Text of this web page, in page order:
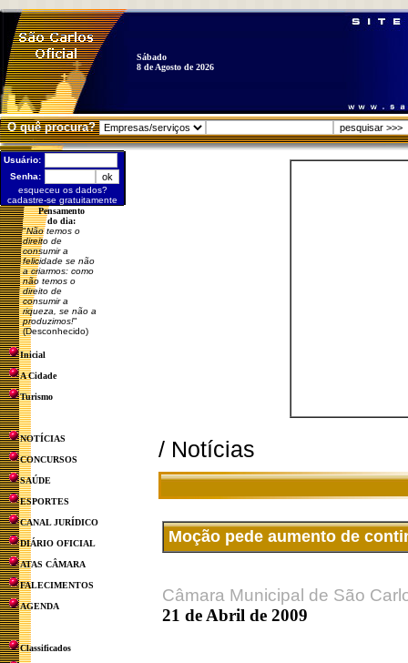
Sábado
8 de Agosto de 2026
O quê procura?
Usuário:
Senha:
esqueceu os dados?
cadastre-se gratuitamente
Pensamento
do dia:
"Não temos o
direito de
consumir a
felicidade se não
a criarmos: como
não temos o
direito de
consumir a
riqueza, se não a
produzimos!"
(Desconhecido)
Inicial
A Cidade
Turismo
NOTÍCIAS
CONCURSOS
SAÚDE
ESPORTES
CANAL JURÍDICO
DIÁRIO OFICIAL
ATAS CÂMARA
FALECIMENTOS
AGENDA
Classificados
/ Notícias
Moção pede aumento de
Câmara Municipal de São
21 de Abril de 2009